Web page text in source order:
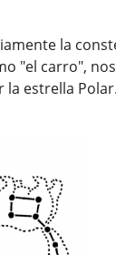
la
"el carro",
estrella